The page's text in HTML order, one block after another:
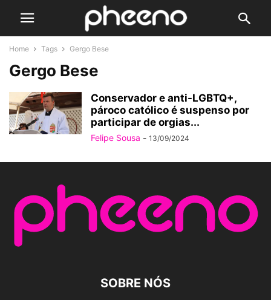
Home Tags Gergo Bese
Gergo Bese
Conservador e anti-LGBTQ+,
pároco católico é suspenso por
participar de orgias...
Felipe Sousa - 13/09/2024
SOBRE NÓS